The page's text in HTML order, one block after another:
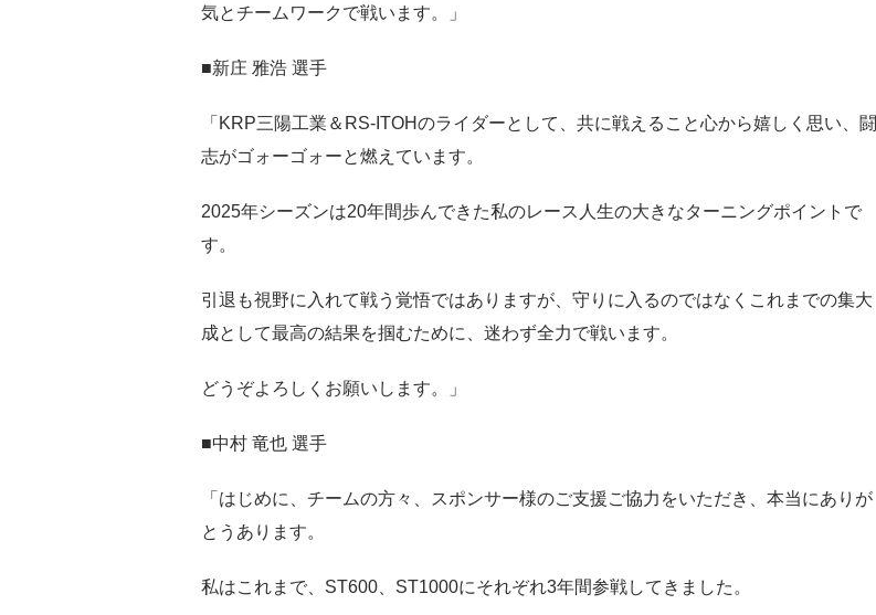
気とチームワークで戦います。」
■新庄 雅浩 選手
「KRP三陽工業＆RS-ITOHのライダーとして、共に戦えること心から嬉しく思い、闘
志がゴォーゴォーと燃えています。
2025年シーズンは20年間歩んできた私のレース人生の大きなターニングポイントで
す。
引退も視野に入れて戦う覚悟ではありますが、守りに入るのではなくこれまでの集大
成として最高の結果を掴むために、迷わず全力で戦います。
どうぞよろしくお願いします。」
■中村 竜也 選手
「はじめに、チームの方々、スポンサー様のご支援ご協力をいただき、本当にありが
とうあります。
私はこれまで、ST600、ST1000にそれぞれ3年間参戦してきました。